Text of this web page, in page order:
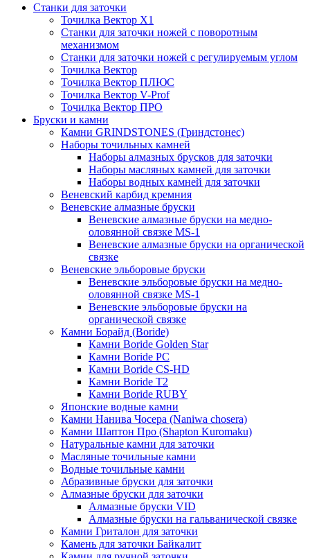
Станки для заточки
Точилка Вектор X1
Станки для заточки ножей с поворотным
механизмом
Станки для заточки ножей с регулируемым углом
Точилка Вектор
Точилка Вектор ПЛЮС
Точилка Вектор V-Prof
Точилка Вектор ПРО
Бруски и камни
Камни GRINDSTONES (Гриндстонес)
Наборы точильных камней
Наборы алмазных брусков для заточки
Наборы масляных камней для заточки
Наборы водных камней для заточки
Веневский карбид кремния
Веневские алмазные бруски
Веневские алмазные бруски на медно-
оловянной связке MS-1
Веневские алмазные бруски на органической
связке
Веневские эльборовые бруски
Веневские эльборовые бруски на медно-
оловянной связке MS-1
Веневские эльборовые бруски на
органической связке
Камни Борайд (Boride)
Камни Boride Golden Star
Камни Boride PC
Камни Boride CS-HD
Камни Boride T2
Камни Boride RUBY
Японские водные камни
Камни Нанива Чосера (Naniwa chosera)
Камни Шаптон Про (Shapton Kuromaku)
Натуральные камни для заточки
Масляные точильные камни
Водные точильные камни
Абразивные бруски для заточки
Алмазные бруски для заточки
Алмазные бруски VID
Алмазные бруски на гальванической связке
Камни Гриталон для заточки
Камень для заточки Байкалит